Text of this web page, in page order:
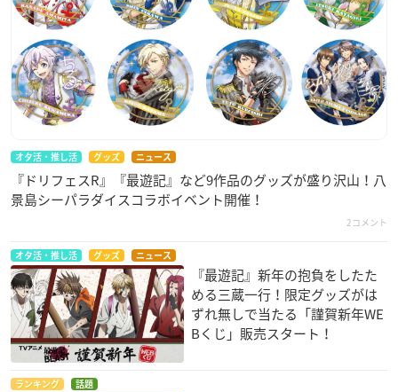
オタ活・推し活 グッズ ニュース
『ドリフェスR』『最遊記』など9作品のグッズが盛り沢山！八
景島シーパラダイスコラボイベント開催！
2コメント
オタ活・推し活 グッズ ニュース
『最遊記』新年の抱負をしたた
める三蔵一行！限定グッズがは
ずれ無しで当たる「謹賀新年WE
Bくじ」販売スタート！
ランキング 話題